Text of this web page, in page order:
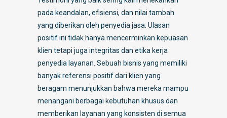
pada keandalan, efisiensi, dan nilai tambah
yang diberikan oleh penyedia jasa. Ulasan
positif ini tidak hanya mencerminkan kepuasan
klien tetapi juga integritas dan etika kerja
penyedia layanan. Sebuah bisnis yang memiliki
banyak referensi positif dari klien yang
beragam menunjukkan bahwa mereka mampu
menangani berbagai kebutuhan khusus dan
memberikan layanan yang konsisten di semua